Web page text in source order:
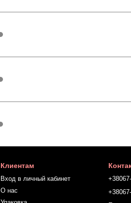
Клиентам
Вход в личный кабинет
О нас